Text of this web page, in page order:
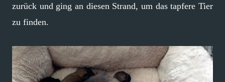
zurück und ging an diesen Strand, um das tapfere Tier
zu finden.